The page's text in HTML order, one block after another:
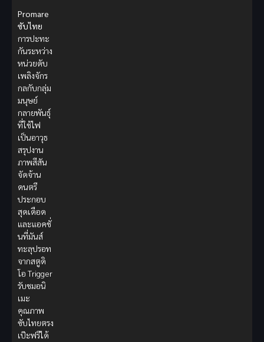
Promare
ซับไทย
การปะทะ
กันระหว่าง
หน่วยดับ
เพลิงจักร
กลกับกลุ่ม
มนุษย์
กลายพันธุ์
ที่ใช้ไฟ
เป็นอาวุธ
สรุปงาน
ภาพสีสัน
จัดจ้าน
ดนตรี
ประกอบ
สุดเดือด
และแอคชั่
นที่มันส์
ทะลุปรอท
จากสตูดิ
โอ Trigger
รับชมอนิ
เมะ
คุณภาพ
ซับไทยตรง
เป๊ะฟรีได้